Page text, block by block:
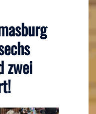
zwei